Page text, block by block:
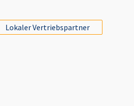
Lokaler Vertriebspartner